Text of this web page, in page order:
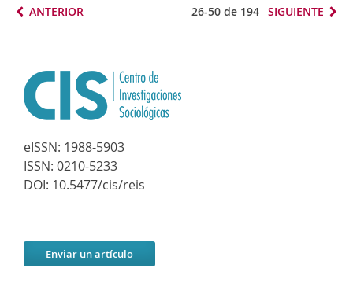
ANTERIOR 26-50 de 194 SIGUIENTE
eISSN: 1988-5903
ISSN: 0210-5233
DOI: 10.5477/cis/reis
Enviar un artículo